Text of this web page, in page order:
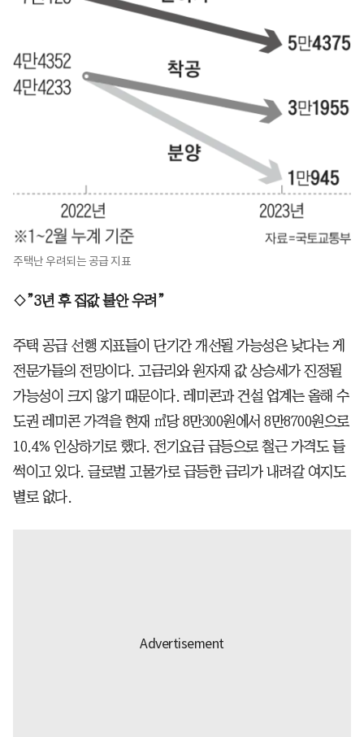
주택난 우려되는 공급 지표
◇”3년 후 집값 불안 우려”
주택 공급 선행 지표들이 단기간 개선될 가능성은 낮다는 게
전문가들의 전망이다. 고금리와 원자재 값 상승세가 진정될
가능성이 크지 않기 때문이다. 레미콘과 건설 업계는 올해 수
도권 레미콘 가격을 현재 ㎥당 8만300원에서 8만8700원으로
10.4% 인상하기로 했다. 전기요금 급등으로 철근 가격도 들
썩이고 있다. 글로벌 고물가로 급등한 금리가 내려갈 여지도
별로 없다.